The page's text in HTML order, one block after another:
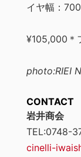
イヤ幅：
¥105,000＊
photo:RIEI
CONTACT
岩井商会
TEL:0748-
cinelli-